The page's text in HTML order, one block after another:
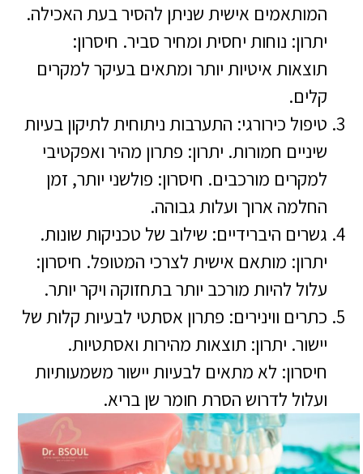
המותאמים אישית שניתן להסיר בעת האכילה.
יתרון: נוחות יחסית ומחיר סביר. חיסרון:
תוצאות איטיות יותר ומתאים בעיקר למקרים
קלים.
טיפול כירורגי: התערבות ניתוחית לתיקון בעיות
שיניים חמורות. יתרון: פתרון מהיר ואפקטיבי
למקרים מורכבים. חיסרון: פולשני יותר, זמן
החלמה ארוך ועלות גבוהה.
גשרים היברידיים: שילוב של טכניקות שונות.
יתרון: מותאם אישית לצרכי המטופל. חיסרון:
עלול להיות מורכב יותר בתחזוקה ויקר יותר.
כתרים ווינירים: פתרון אסתטי לבעיות קלות של
יישור. יתרון: תוצאות מהירות ואסתטיות.
חיסרון: לא מתאים לבעיות יישור משמעותיות
ועלול לדרוש הסרת חומר שן בריא.